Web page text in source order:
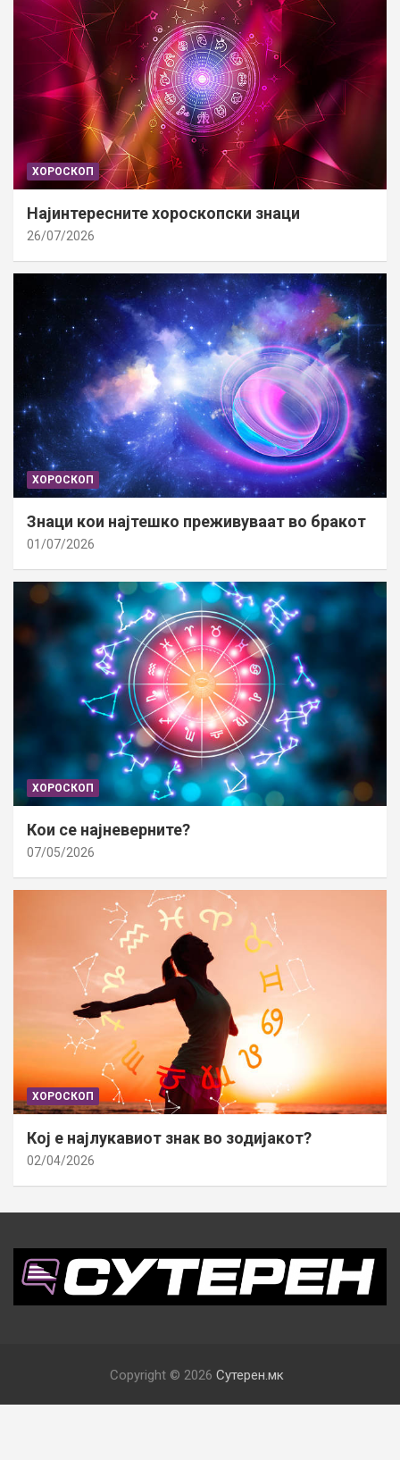
ХОРОСКОП
Најинтересните хороскопски знаци
26/07/2026
ХОРОСКОП
Знаци кои најтешко преживуваат во бракот
01/07/2026
ХОРОСКОП
Кои се најневерните?
07/05/2026
ХОРОСКОП
Кој е најлукавиот знак во зодијакот?
02/04/2026
Copyright © 2026 Сутерен.мк